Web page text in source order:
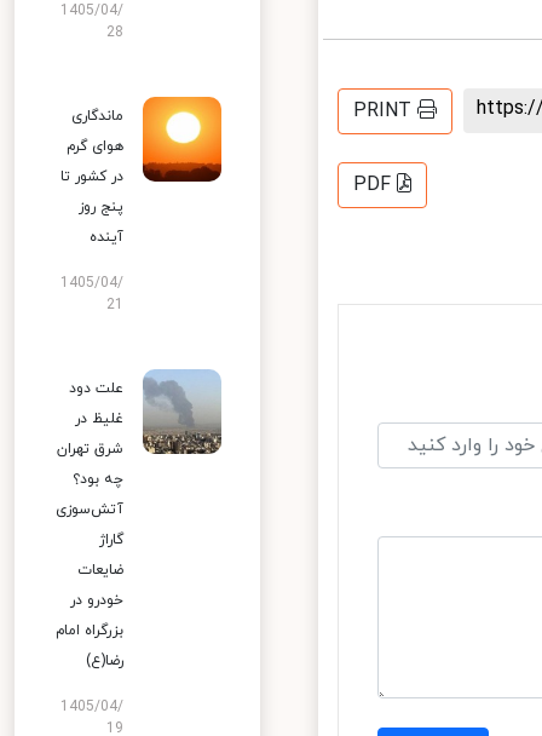
PRINT
PDF
1405/04/
28
ماندگاری
هوای گرم
در کشور تا
پنج روز
آینده
1405/04/
علت دود
غلیظ در
شرق تهران
چه بود؟
آتش‌سوزی
گاراژ
ضایعات
خودرو در
بزرگراه امام
رضا(ع)
1405/04/
19